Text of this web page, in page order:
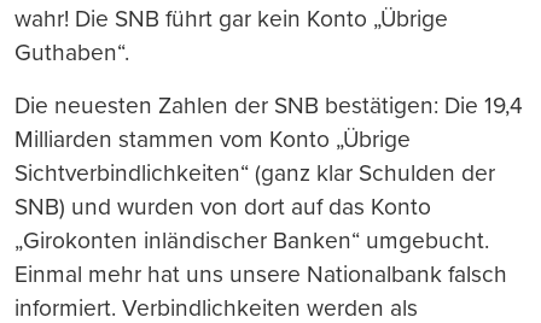
wahr! Die SNB führt gar kein Konto „Übrige
Guthaben“.
Die neuesten Zahlen der SNB bestätigen: Die 19,4
Milliarden stammen vom Konto „Übrige
Sichtverbindlichkeiten“ (ganz klar Schulden der
SNB) und wurden von dort auf das Konto
„Girokonten inländischer Banken“ umgebucht.
Einmal mehr hat uns unsere Nationalbank falsch
informiert. Verbindlichkeiten werden als